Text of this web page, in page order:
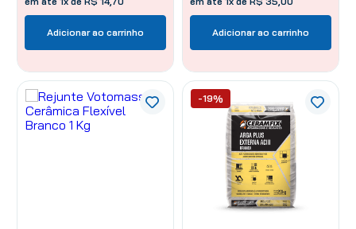
Adicionar ao carrinho Adicionar ao carrinho
-19%